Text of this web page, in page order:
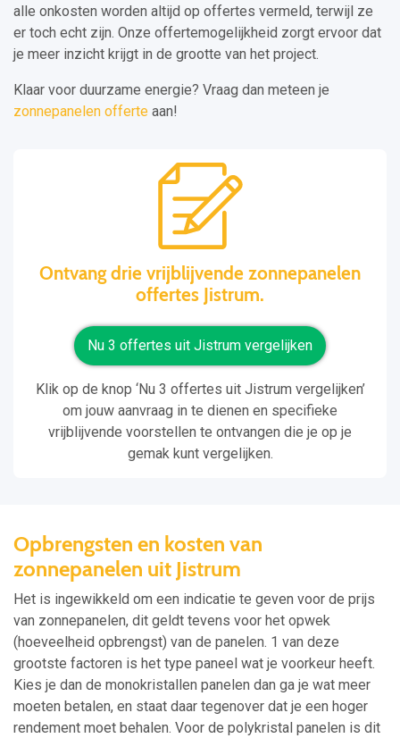
alle onkosten worden altijd op offertes vermeld, terwijl ze
er toch echt zijn. Onze offertemogelijkheid zorgt ervoor dat
je meer inzicht krijgt in de grootte van het project.
Klaar voor duurzame energie? Vraag dan meteen je
zonnepanelen offerte aan!
Ontvang drie vrijblijvende zonnepanelen
offertes Jistrum.
Nu 3 offertes uit Jistrum vergelijken
Klik op de knop ‘Nu 3 offertes uit Jistrum vergelijken’
om jouw aanvraag in te dienen en specifieke
vrijblijvende voorstellen te ontvangen die je op je
gemak kunt vergelijken.
Opbrengsten en kosten van
zonnepanelen uit Jistrum
Het is ingewikkeld om een indicatie te geven voor de prijs
van zonnepanelen, dit geldt tevens voor het opwek
(hoeveelheid opbrengst) van de panelen. 1 van deze
grootste factoren is het type paneel wat je voorkeur heeft.
Kies je dan de monokristallen panelen dan ga je wat meer
moeten betalen, en staat daar tegenover dat je een hoger
rendement moet behalen. Voor de polykristal panelen is dit